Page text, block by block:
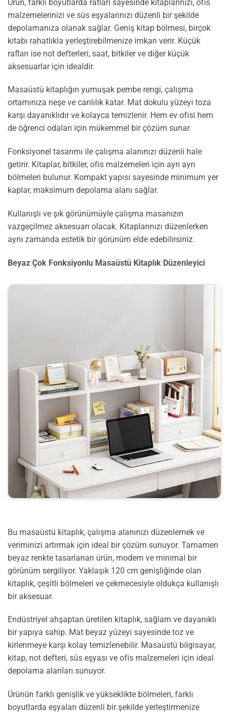
Ürün, farklı boyutlarda rafları sayesinde kitaplarınızı, ofis
malzemelerinizi ve süs eşyalarınızı düzenli bir şekilde
depolamanıza olanak sağlar. Geniş kitap bölmesi, birçok
kitabı rahatlıkla yerleştirebilmenize imkan verir. Küçük
rafları ise not defterleri, saat, bitkiler ve diğer küçük
aksesuarlar için idealdir.
Masaüstü kitaplığın yumuşak pembe rengi, çalışma
ortamınıza neşe ve canlılık katar. Mat dokulu yüzeyi toza
karşı dayanıklıdır ve kolayca temizlenir. Hem ev ofisi hem
de öğrenci odaları için mükemmel bir çözüm sunar.
Fonksiyonel tasarımı ile çalışma alanınızı düzenli hale
getirir. Kitaplar, bitkiler, ofis malzemeleri için ayrı ayrı
bölmeleri bulunur. Kompakt yapısı sayesinde minimum yer
kaplar, maksimum depolama alanı sağlar.
Kullanışlı ve şık görünümüyle çalışma masanızın
vazgeçilmez aksesuarı olacak. Kitaplarınızı düzenlerken
aynı zamanda estetik bir görünüm elde edebilirsiniz.
Beyaz Çok Fonksiyonlu Masaüstü Kitaplık Düzenleyici
Bu masaüstü kitaplık, çalışma alanınızı düzenlemek ve
veriminizi artırmak için ideal bir çözüm sunuyor. Tamamen
beyaz renkte tasarlanan ürün, modern ve minimal bir
görünüm sergiliyor. Yaklaşık 120 cm genişliğinde olan
kitaplık, çeşitli bölmeleri ve çekmecesiyle oldukça kullanışlı
bir aksesuar.
Endüstriyel ahşaptan üretilen kitaplık, sağlam ve dayanıklı
bir yapıya sahip. Mat beyaz yüzeyi sayesinde toz ve
kirlenmeye karşı kolay temizlenebilir. Masaüstü bilgisayar,
kitap, not defteri, süs eşyası ve ofis malzemeleri için ideal
depolama alanları sunuyor.
Ürünün farklı genişlik ve yükseklikte bölmeleri, farklı
boyutlarda eşyaları düzenli bir şekilde yerleştirmenize